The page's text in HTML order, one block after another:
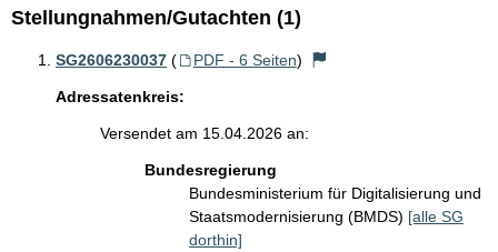
Stellungnahmen/Gutachten (1)
SG2606230037 ( PDF - 6 Seiten)
Adressatenkreis:
Versendet am 15.04.2026 an:
Bundesregierung
Bundesministerium für Digitalisierung und
Staatsmodernisierung (BMDS) [alle SG
dorthin]